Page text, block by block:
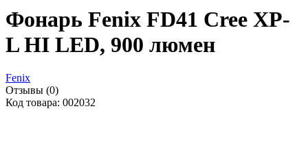
Фонарь Fenix FD41 Cree XP-
L HI LED, 900 люмен
Fenix
Отзывы (0)
Код товара: 002032